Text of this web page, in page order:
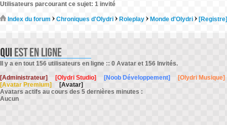
Utilisateurs parcourant ce sujet: 1 invité
Index du forum Chroniques d'Olydri Roleplay Monde d'Olydri
Il y a en tout 156 utilisateurs en ligne :: 0 Avatar et 156 Invités.
[Administrateur]
[Olydri Studio] [Noob Développement]
[Olydri Musique]
[Avatar Premium]
[Avatar]
Avatars actifs au cours des 5 dernières minutes :
Aucun